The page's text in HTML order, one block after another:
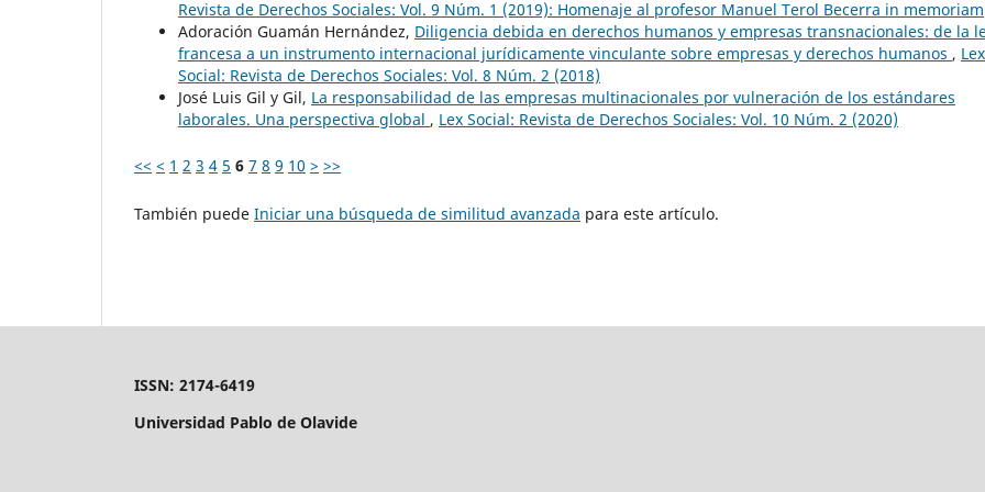
Revista de Derechos Sociales: Vol. 9 Núm. 1 (2019): Homenaje al profesor Manuel Terol Becerra in memoriam
Adoración Guamán Hernández, Diligencia debida en derechos humanos y empresas transnacionales: de la
francesa a un instrumento internacional jurídicamente vinculante sobre empresas y derechos humanos , Lex
Social: Revista de Derechos Sociales: Vol. 8 Núm. 2 (2018)
José Luis Gil y Gil, La responsabilidad de las empresas multinacionales por vulneración de los estándares
laborales. Una perspectiva global , Lex Social: Revista de Derechos Sociales: Vol. 10 Núm. 2 (2020)
<< < 1 2 3 4 5 6 7 8 9 10 > >>
También puede Iniciar una búsqueda de similitud avanzada para este artículo.
ISSN: 2174-6419
Universidad Pablo de Olavide